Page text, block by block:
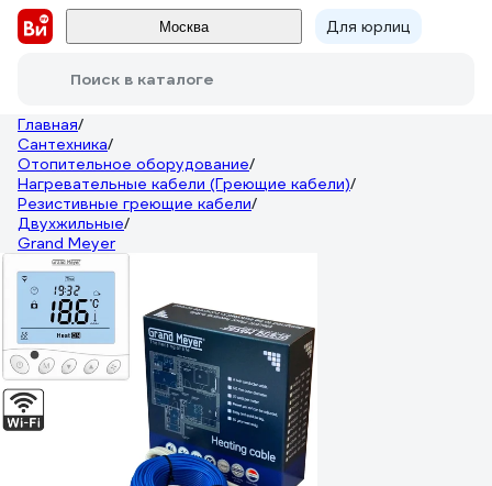
Москва Для юрлиц
Поиск в каталоге
Главная/
Сантехника/
Отопительное оборудование/
Нагревательные кабели (Греющие кабели)/
Резистивные греющие кабели/
Двухжильные/
Grand Meyer